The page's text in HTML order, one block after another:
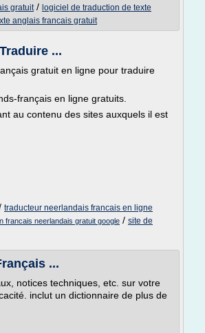
gratuit/ logiciel de traduction de texte
anglais francais gratuit
...
gratuit en ligne pour traduire
français en ligne gratuits.
au contenu des sites auxquels il est
traducteur neerlandais francais en ligne
francais neerlandais gratuit google / site de
...
notices techniques, etc. sur votre
inclut un dictionnaire de plus de